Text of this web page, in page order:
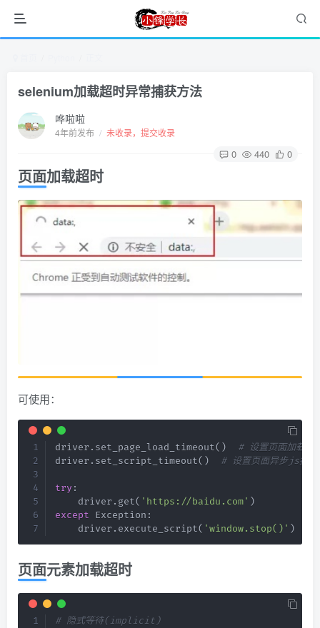
selenium加载超时异常捕获方法
哗啦啦
4年前发布 / 未收录，提交收录
0 440 0
页面加载超时
可使用：
driver . set_page_load_timeout( )
# 设置页面加载超
driver . set_script_timeout( ) # 设置页面异步js执行
try :
    driver
. get( 'https://baidu.com' )
except Exception :
    driver
. execute_script( 'window.stop()' )
页面元素加载超时
# 隐式等待(implicit)